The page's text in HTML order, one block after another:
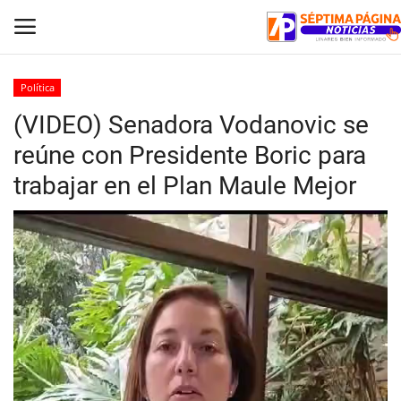
Inicio
Crónica
Policial
Tribunales
Deporte
Política
Espectáculos
Política
(VIDEO) Senadora Vodanovic se
reúne con Presidente Boric para
trabajar en el Plan Maule Mejor